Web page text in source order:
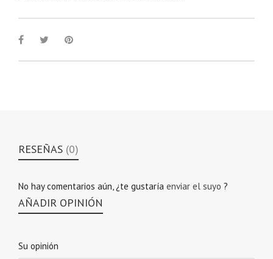
RESEÑAS (0)
No hay comentarios aún, ¿te gustaría enviar el suyo ?
AÑADIR OPINIÓN
Su opinión